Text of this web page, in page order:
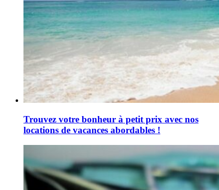
Trouvez votre bonheur à petit prix avec nos
locations de vacances abordables !